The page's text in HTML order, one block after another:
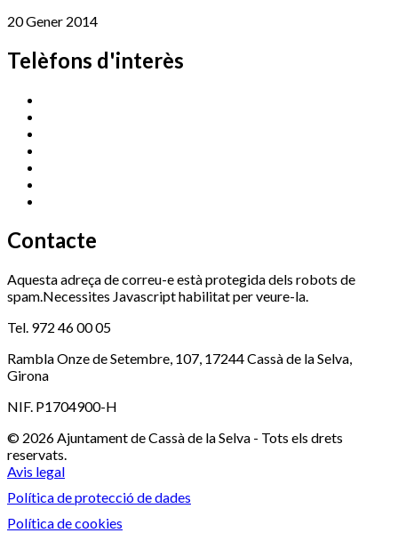
20 Gener 2014
Telèfons d'interès
Contacte
Aquesta adreça de correu-e està protegida dels robots de
spam.Necessites Javascript habilitat per veure-la.
Tel. 972 46 00 05
Rambla Onze de Setembre, 107, 17244 Cassà de la Selva,
Girona
NIF. P1704900-H
© 2026 Ajuntament de Cassà de la Selva - Tots els drets
reservats.
Avis legal
Política de protecció de dades
Política de cookies